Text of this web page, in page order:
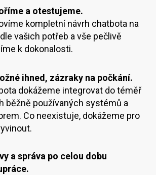
a otestujeme.
kompletní návrh chatbota na
vašich potřeb a vše pečlivě
k dokonalosti.
ihned, zázraky na počkání.
dokážeme integrovat do téměř
běžně používaných systémů a
Co neexistuje, dokážeme pro
a správa po celou dobu